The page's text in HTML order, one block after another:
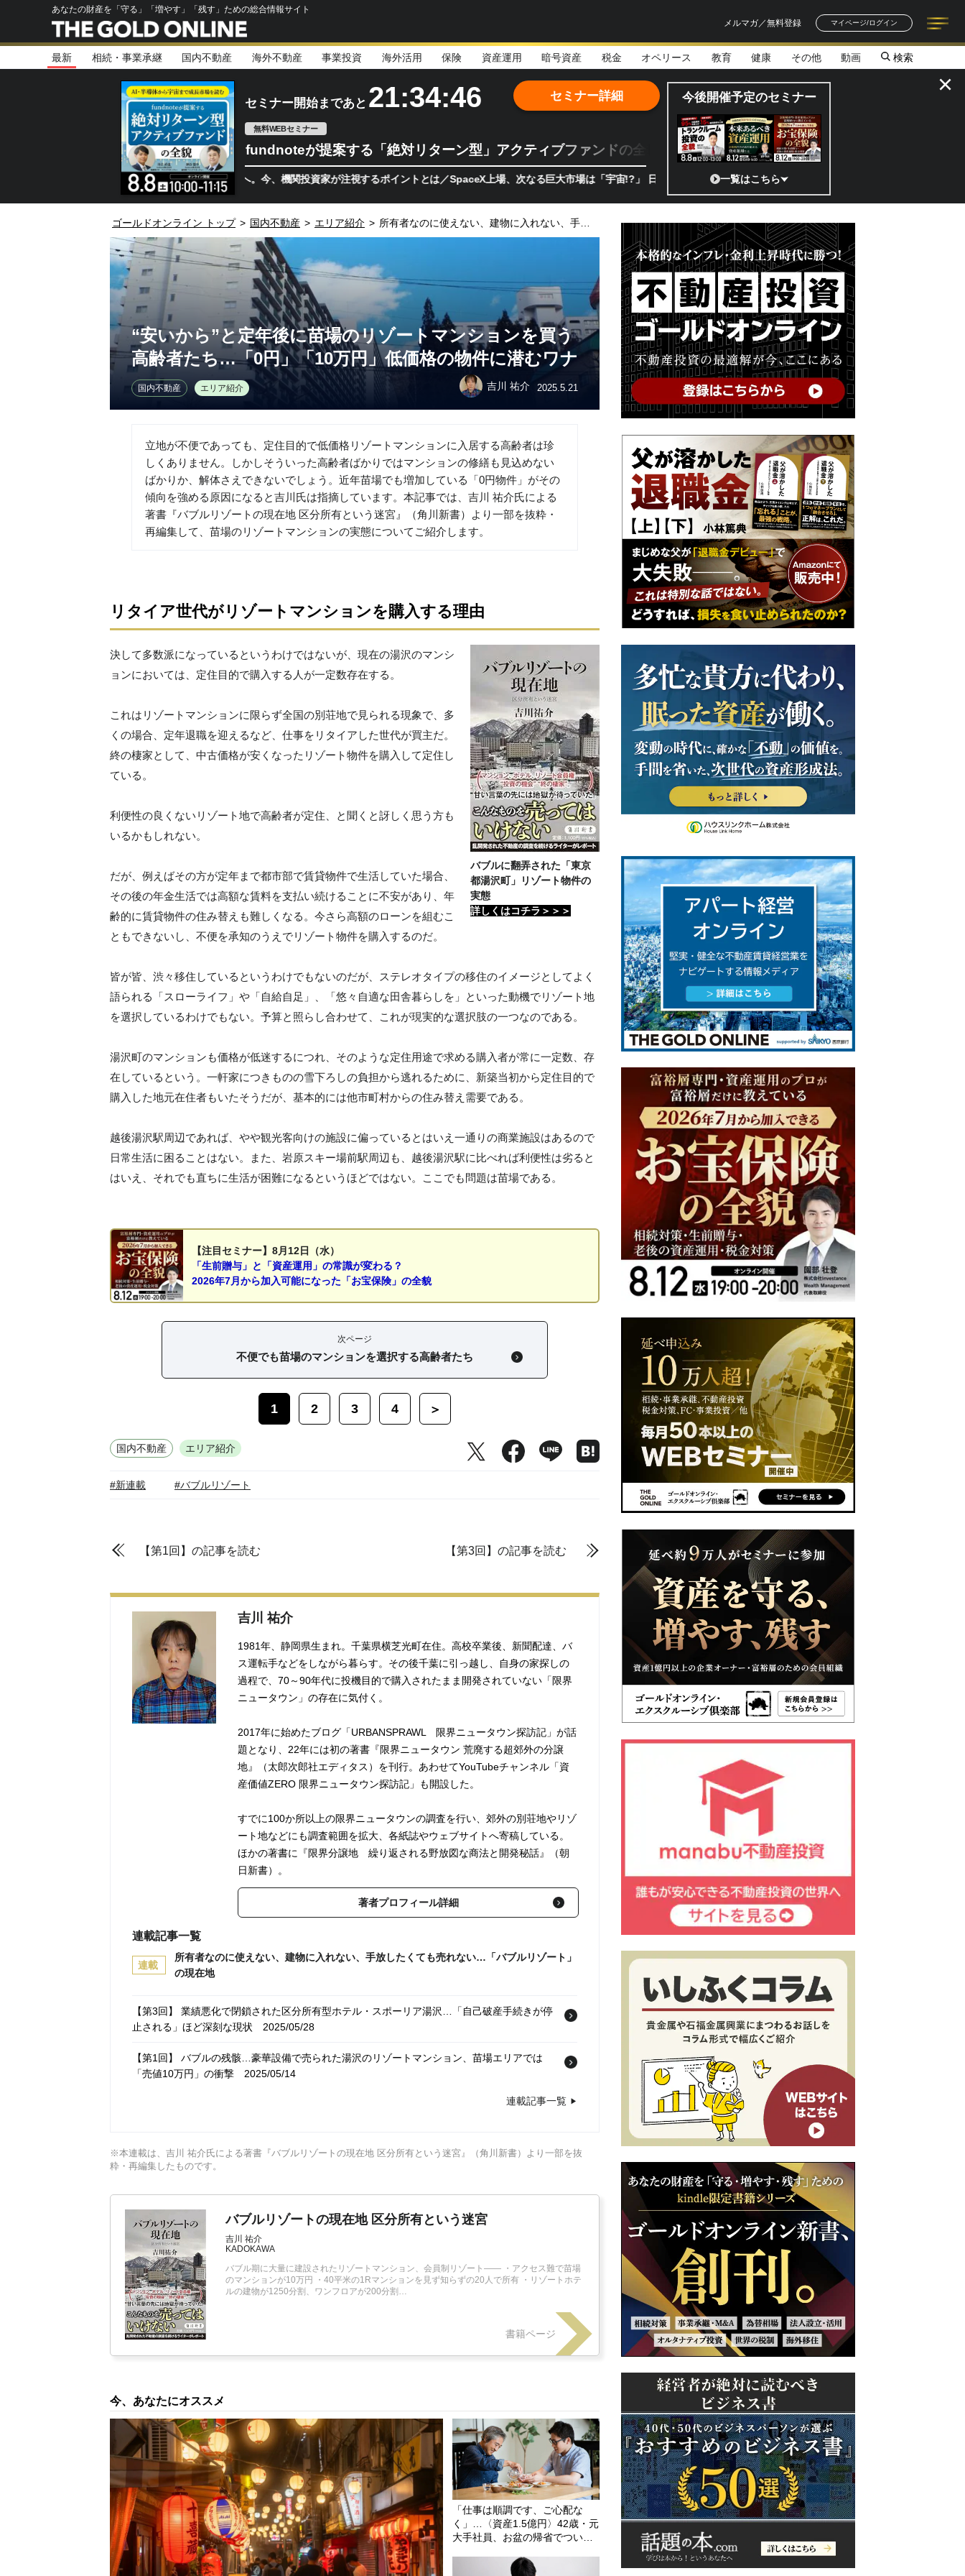
あなたの財産を「守る」「増やす」「残す」ための総合情報サイト
メルマガ／無料登録
マイページ/ログイン
記事一覧
著者一覧
最新 相続・事業承継 国内不動産 海外不動産 事業投資 海外活用 保険 資産運用 暗号資産 税金 オペリース 教育 健康 その他 動画 検索
セミナー開始まであと 21:34:44
無料WEBセミナー
fundnoteが提案する「絶対リターン型」アクティブファンドの全貌
半導体相場は次のステージへ。今、機関投資家が注視するポイントとは／SpaceX上場、次なる巨大市場は「宇宙!?」 日本の宇宙ベンチャーのココがスゴイ！／補助金から実需へ、知られざる宇宙産業
セミナー詳細 今後開催予定のセミナー
一覧はこちら
×
ゴールドオンライン トップ > 国内不動産 > エリア紹介 >
“安いから”と定年後に苗場のリゾートマンションを買う
高齢者たち…「0円」「10万円」低価格の物件に潜むワナ
国内不動産 エリア紹介 吉川 祐介 2025.5.21
立地が不便であっても、定住目的で低価格リゾートマンションに入居する高齢者は珍
しくありません。しかしそういった高齢者ばかりではマンションの修繕も見込めない
ばかりか、解体さえできないでしょう。近年苗場でも増加している「0円物件」がその
傾向を強める原因になると吉川氏は指摘しています。本記事では、吉川 祐介氏による
著書『バブルリゾートの現在地 区分所有という迷宮』（角川新書）より一部を抜粋・
再編集して、苗場のリゾートマンションの実態についてご紹介します。
リタイア世代がリゾートマンションを購入する理由
バブルに翻弄された「東京
都湯沢町」リゾート物件の
実態
詳しくはコチラ＞＞＞
決して多数派になっているというわけではないが、現在の湯沢のマンシ
ョンにおいては、定住目的で購入する人が一定数存在する。
これはリゾートマンションに限らず全国の別荘地で見られる現象で、多
くの場合、定年退職を迎えるなど、仕事をリタイアした世代が買主だ。
終の棲家として、中古価格が安くなったリゾート物件を購入して定住し
ている。
利便性の良くないリゾート地で高齢者が定住、と聞くと訝しく思う方も
いるかもしれない。
だが、例えばその方が定年まで都市部で賃貸物件で生活していた場合、
その後の年金生活では高額な賃料を支払い続けることに不安があり、年
齢的に賃貸物件の住み替えも難しくなる。今さら高額のローンを組むこ
ともできないし、不便を承知のうえでリゾート物件を購入するのだ。
皆が皆、渋々移住しているというわけでもないのだが、ステレオタイプの移住のイメージとしてよく
語られる「スローライフ」や「自給自足」、「悠々自適な田舎暮らしを」といった動機でリゾート地
を選択しているわけでもない。予算と照らし合わせて、これが現実的な選択肢の一つなのである。
湯沢町のマンションも価格が低迷するにつれ、そのような定住用途で求める購入者が常に一定数、存
在しているという。一軒家につきものの雪下ろしの負担から逃れるために、新築当初から定住目的で
購入した地元在住者もいたそうだが、基本的には他市町村からの住み替え需要である。
越後湯沢駅周辺であれば、やや観光客向けの施設に偏っているとはいえ一通りの商業施設はあるので
日常生活に困ることはない。また、岩原スキー場前駅周辺も、越後湯沢駅に比べれば利便性は劣ると
はいえ、それでも直ちに生活が困難になるというほどではない。ここでも問題は苗場である。
【注目セミナー】8月12日（水）
「生前贈与」と「資産運用」の常識が変わる？
2026年7月から加入可能になった「お宝保険」の全貌
次ページ
不便でも苗場のマンションを選択する高齢者たち
1 2 3 4 ＞
国内不動産 エリア紹介
#新連載 #バブルリゾート
【第1回】の記事を読む 【第3回】の記事を読む
吉川 祐介
1981年、静岡県生まれ。千葉県横芝光町在住。高校卒業後、新聞配達、バ
ス運転手などをしながら暮らす。その後千葉に引っ越し、自身の家探しの
過程で、70～90年代に投機目的で購入されたまま開発されていない「限界
ニュータウン」の存在に気付く。
2017年に始めたブログ「URBANSPRAWL 限界ニュータウン探訪記」が話
題となり、22年には初の著書『限界ニュータウン 荒廃する超郊外の分譲
地』（太郎次郎社エディタス）を刊行。あわせてYouTubeチャンネル「資
産価値ZERO 限界ニュータウン探訪記」も開設した。
すでに100か所以上の限界ニュータウンの調査を行い、郊外の別荘地やリゾ
ート地などにも調査範囲を拡大、各紙誌やウェブサイトへ寄稿している。
ほかの著書に『限界分譲地 繰り返される野放図な商法と開発秘話』（朝
日新書）。
著者プロフィール詳細
連載記事一覧
連載
所有者なのに使えない、建物に入れない、手放したくても売れない…「バブルリゾート」
の現在地
【第3回】 業績悪化で閉鎖された区分所有型ホテル・スポーリア湯沢…「自己破産手続きが停
止される」ほど深刻な現状 2025/05/28
【第1回】 バブルの残骸…豪華設備で売られた湯沢のリゾートマンション、苗場エリアでは
「売値10万円」の衝撃 2025/05/14
連載記事一覧
※本連載は、吉川 祐介氏による著書『バブルリゾートの現在地 区分所有という迷宮』（角川新書）より一部を抜
粋・再編集したものです。
バブルリゾートの現在地 区分所有という迷宮
吉川 祐介
KADOKAWA
バブル期に大量に建設されたリゾートマンション、会員制リゾート―― ・アクセス難で苗場
のマンションが10万円 ・40平米の1Rマンションを見ず知らずの20人で所有 ・リゾートホテ
ルの建物が1250分割、ワンフロアが200分割…
書籍ページ
今、あなたにオススメ
「仕事は順調です、ご心配な
く」…〈資産1.5億円〉42歳・元
大手社員、お盆の帰省でつい
「FIREした」と言えなかったワ